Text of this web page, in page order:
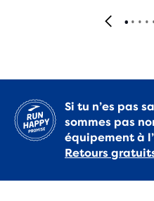
Si tu n’es pas
sommes pas
équipement à
Retours